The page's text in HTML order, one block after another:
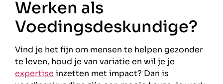
Werken als
Voedingsdeskundige?
Vind je het fijn om mensen te helpen gezonder
te leven, houd je van variatie en wil je je
expertise inzetten met impact? Dan is